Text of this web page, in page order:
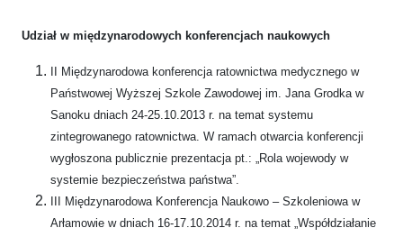
Udział w międzynarodowych konferencjach naukowych
II Międzynarodowa konferencja ratownictwa medycznego w
Państwowej Wyższej Szkole Zawodowej im. Jana Grodka w
Sanoku dniach 24-25.10.2013 r. na temat systemu
zintegrowanego ratownictwa. W ramach otwarcia konferencji
wygłoszona publicznie prezentacja pt.: „Rola wojewody w
systemie bezpieczeństwa państwa”.
III Międzynarodowa Konferencja Naukowo – Szkoleniowa w
Arłamowie w dniach 16-17.10.2014 r. na temat „Współdziałanie